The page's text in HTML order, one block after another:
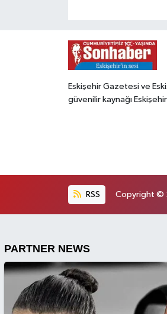
Eskişehir Gazetesi ve
güvenilir kaynağı
RSS Copyright ©